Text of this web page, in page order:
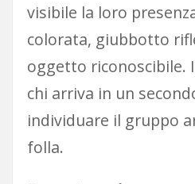
visibile la loro
colorata, giubbotto
oggetto riconoscibile.
chi arriva in un
individuare il gruppo
folla.